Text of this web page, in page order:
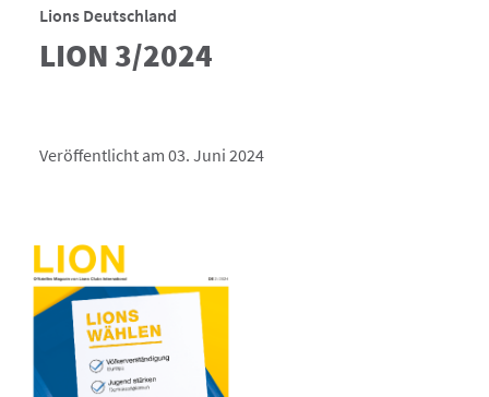
Lions Deutschland
LION 3/2024
Veröffentlicht am 03. Juni 2024